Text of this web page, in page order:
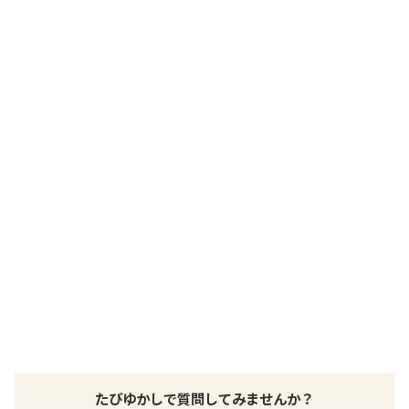
たびゆかしで質問してみませんか？